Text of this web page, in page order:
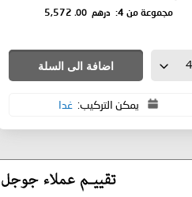
مجموعة من 4: درهم .00
اضافة الى السلة
يمكن التركيب: غدا